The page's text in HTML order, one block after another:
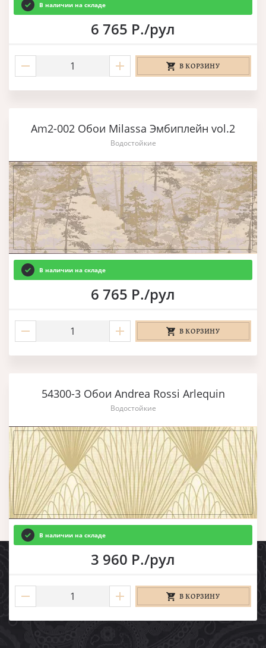
В наличии на складе
6 765 Р./рул
В КОРЗИНУ
Am2-002 Обои Milassa Эмбиплейн vol.2
Водостойкие
В наличии на складе
6 765 Р./рул
В КОРЗИНУ
54300-3 Обои Andrea Rossi Arlequin
Водостойкие
В наличии на складе
3 960 Р./рул
В КОРЗИНУ